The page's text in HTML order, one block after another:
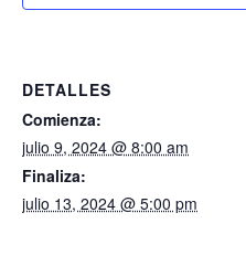
DETALLES
Comienza:
julio 9, 2024 @ 8:00 am
Finaliza:
julio 13, 2024 @ 5:00 pm